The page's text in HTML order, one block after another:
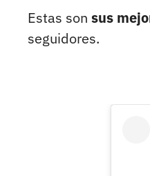
Estas son sus
seguidores.